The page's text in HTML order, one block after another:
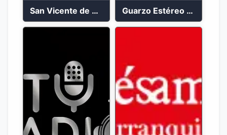
San Vicente de Chucuri 91.2 FM Guarzo Estéreo 24/7